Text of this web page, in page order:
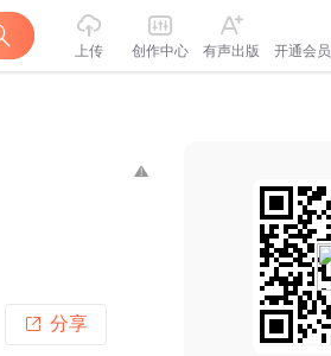
上传 创作中心 有声出版 开通会员
分享